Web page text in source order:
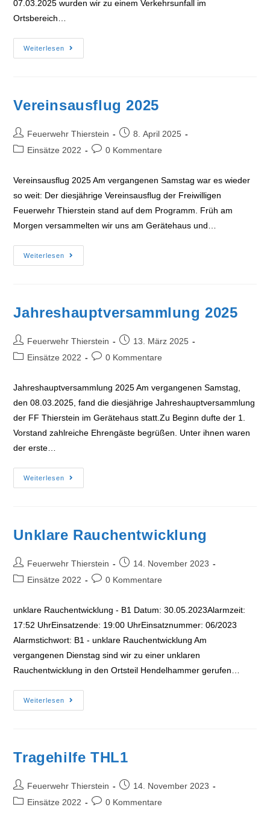
07.03.2025 wurden wir zu einem Verkehrsunfall im
Ortsbereich…
Weiterlesen
Verkehrsunfall
07032025
Vereinsausflug 2025
Beitrags-
Autor:
Feuerwehr Thierstein
Beitrag8. April 2025
Beitrags-
Einsätze 2022
Beitrags-
0 Kommentare
Vereinsausflug 2025 Am vergangenen Samstag war es wieder
so weit: Der diesjährige Vereinsausflug der Freiwilligen
Feuerwehr Thierstein stand auf dem Programm. Früh am
Morgen versammelten wir uns am Gerätehaus und…
Weiterlesen
Vereinsausflug
2025
Jahreshauptversammlung 2025
Beitrags-
Autor:
Feuerwehr Thierstein
Beitrag13. März 2025
Beitrags-
Einsätze 2022
Beitrags-
0 Kommentare
Jahreshauptversammlung 2025 Am vergangenen Samstag,
den 08.03.2025, fand die diesjährige Jahreshauptversammlung
der FF Thierstein im Gerätehaus statt.Zu Beginn dufte der 1.
Vorstand zahlreiche Ehrengäste begrüßen. Unter ihnen waren
der erste…
Weiterlesen
Jahreshauptversammlung
2025
Unklare Rauchentwicklung
Beitrags-
Autor:
Feuerwehr Thierstein
Beitrag14. November 2023
Beitrags-
Einsätze 2022
Beitrags-
0 Kommentare
unklare Rauchentwicklung - B1 Datum: 30.05.2023Alarmzeit:
17:52 UhrEinsatzende: 19:00 UhrEinsatznummer: 06/2023
Alarmstichwort: B1 - unklare Rauchentwicklung Am
vergangenen Dienstag sind wir zu einer unklaren
Rauchentwicklung in den Ortsteil Hendelhammer gerufen…
Weiterlesen
Unklare
Rauchentwicklung
Tragehilfe THL1
Beitrags-
Autor:
Feuerwehr Thierstein
Beitrag14. November 2023
Beitrags-
Einsätze 2022
Beitrags-
0 Kommentare